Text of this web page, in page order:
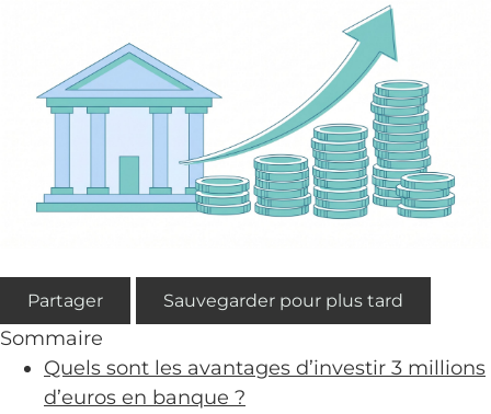
Partager Sauvegarder pour plus tard
Sommaire
Quels sont les avantages d’investir 3 millions
d’euros en banque ?